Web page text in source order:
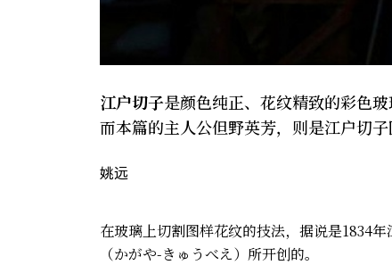
江户切子是颜色纯正、花纹精致的彩色玻
而本篇的主人公但野英芳，则是江户切子
姚远
在玻璃上切割图样花纹的技法，据说是1834
（かがや-きゅうべえ）所开创的。